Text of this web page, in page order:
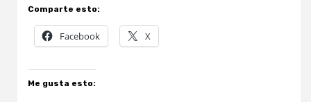
Comparte esto:
Facebook X
Me gusta esto: